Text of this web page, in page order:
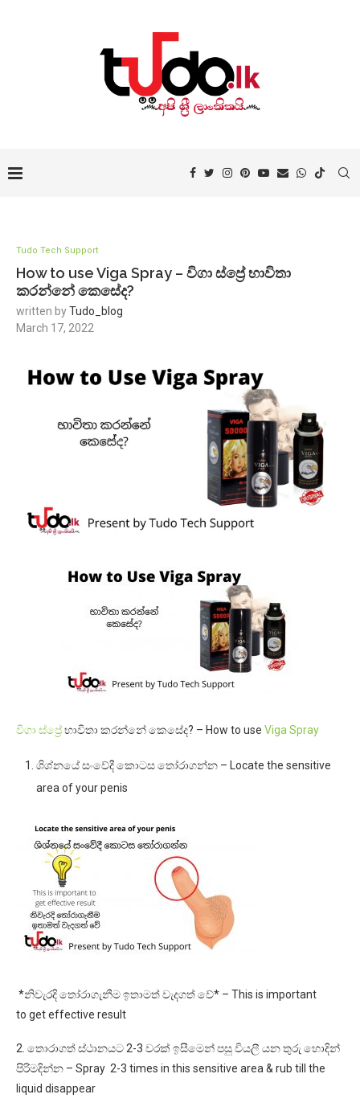
Tudo Tech Support
How to use Viga Spray – විගා ස්ප්‍රේ භාවිතා
කරන්නේ කෙසේද?
written byTudo_blog
March 17, 2022
විගා ස්ප්‍රේ භාවිතා කරන්නේ කෙසේද? – How to use Viga Spray
ශිශ්නයේ සංවේදී කොටස තෝරාගන්න – Locate the sensitive
area of your penis
*නිවැරදි තෝරාගැනීමඉතාමත් වැදගත් වේ* – This is important
to get effective result
2. තොරාගත් ස්ථානයට 2-3 වරක් ඉසීමෙන් පසු වියලී යන ‍තුරු හොදින්
පිරිමදින්න – Spray 2-3 times in this sensitive area & rub till the
liquid disappear